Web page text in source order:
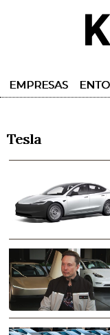
EMPRESAS
Tesla